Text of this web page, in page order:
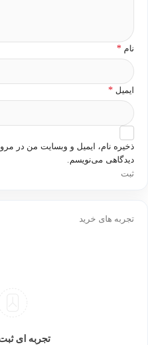
نام *
ایمیل *
ذخیره نام، ایمیل و وبسایت من در
دیدگاهی می‌نویسم.
تجربه های خرید
تجربه ای